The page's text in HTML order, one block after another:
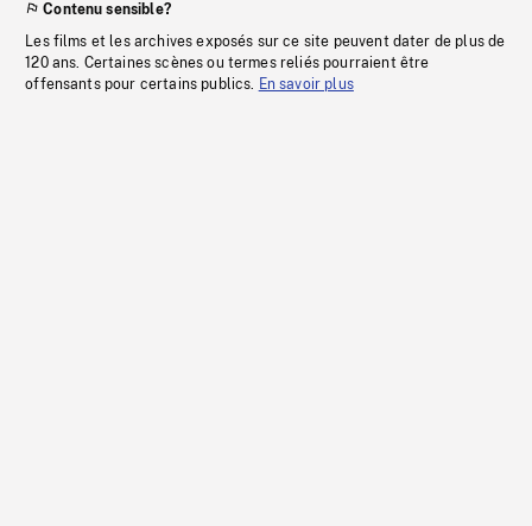
Contenu sensible?
Les films et les archives exposés sur ce site peuvent dater de plus de
120 ans. Certaines scènes ou termes reliés pourraient être
offensants pour certains publics. En savoir plus